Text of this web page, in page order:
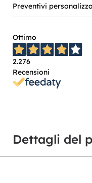
Preventivi
Ottimo
2.276
Recensioni
Dettagli del